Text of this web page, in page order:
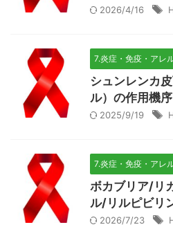
悪い例：てせんとりく テ
2026/4/16
7.炎症・免疫・アレ
シュンレンカ
ル）の作用機序
2025/9/19
7.炎症・免疫・アレ
ボカブリア/リ
ル/リルピビリ
2026/7/23